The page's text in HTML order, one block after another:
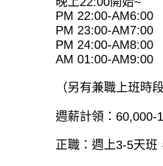
PM 22:00-AM6:00
PM 23:00-AM7:00
PM 24:00-AM8:00
AM 01:00-AM9:00
（另有兼職上班時
週薪計領：60,000-
正職：週上3-5天班